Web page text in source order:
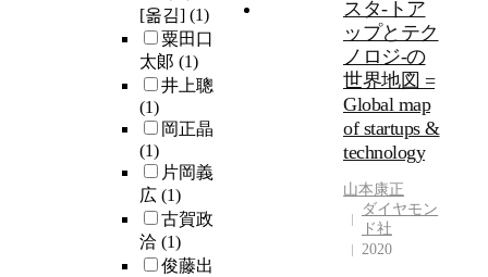
[옮김] (1)
粟田口
太郞 (1)
井上聰
(1)
岡正晶
(1)
片岡義
広 (1)
古賀政
洽 (1)
俊藤出
スタ-トア
ップとテク
ノロジ-の
世界地図 =
Global map
of startups &
technology
山本康正
ダイヤモン
ド社
2020